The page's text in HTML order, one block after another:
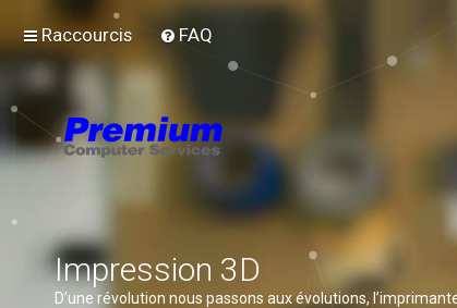
Raccourcis FAQ
Impression 3D
D’une révolution nous passons aux évolutions,